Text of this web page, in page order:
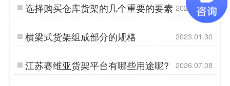
选择购买仓库货架的几个重要的要素 2023.08.18
横梁式货架组成部分的规格 2023.01.30
江苏赛维亚货架平台有哪些用途呢? 2026.07.08